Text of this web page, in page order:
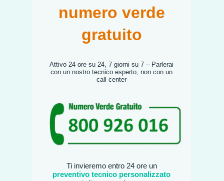
numero verde
gratuito
Attivo 24 ore su 24, 7 giorni su 7 – Parlerai
con un nostro tecnico esperto, non con un
call center
Ti invieremo entro 24 ore un
preventivo tecnico personalizzato